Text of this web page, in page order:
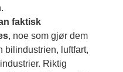
faktisk
, noe som gjør dem
bilindustrien, luftfart,
Riktig